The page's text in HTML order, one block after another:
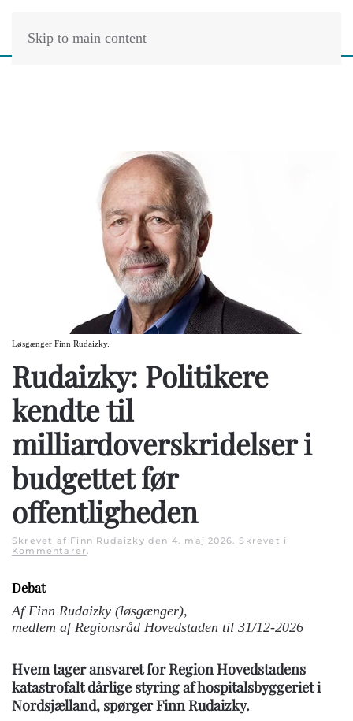
Skip to main content
Løsgænger Finn Rudaizky.
Rudaizky: Politikere
kendte til
milliardoverskridelser i
budgettet før
offentligheden
Skrevet af Finn Rudaizky den 4. maj 2026. Skrevet i
Kommentarer.
Debat
Af Finn Rudaizky (løsgænger),
medlem af Regionsråd Hovedstaden til 31/12-2026
Hvem tager ansvaret for Region Hovedstadens
katastrofalt dårlige styring af hospitalsbyggeriet i
Nordsjælland, spørger Finn Rudaizky.